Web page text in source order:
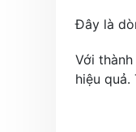
Đây là
Với
hiệu